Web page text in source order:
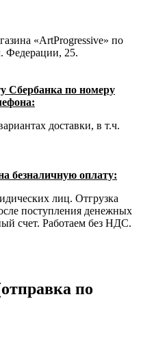
«ArtProgressive» по
Федерации, 25.
Сбербанка по номеру
доставки, в т.ч.
безналичную оплату:
лиц. Отгрузка
поступления денежных
счет. Работаем без НДС.
по